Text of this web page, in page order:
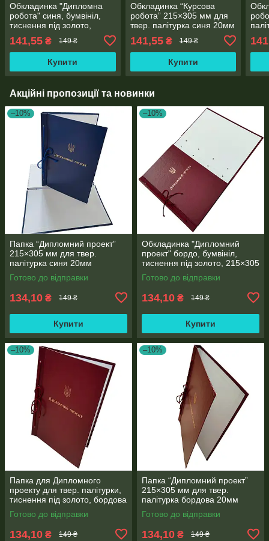
Обкладинка "Дипломна
робота" синя, бумвініл,
тиснення під золото,
корінець (1 шт)
141,55 ₴ 149 ₴
Купити
Обкладинка “Курсова
робота” 215×305 мм для
твер. палітурка синя 20мм
141,55₴ 149 ₴
Купити
Акційні пропозиції та новинки
–10%
Папка “Дипломний проект”
215×305 мм для твер.
палітурка синя 20мм
корінець (1 шт)
Готово до відправки
134,10 ₴ 149 ₴
Купити
–10%
Обкладинка "Дипломний
проект" бордо, бумвініл,
тиснення під золото, 215×305
мм, 20 мм корінець (1 шт)
Готово до відправки
134,10 ₴ 149 ₴
Купити
–10%
Папка для Дипломного
проекту для твер. палітурки,
тиснення під золото, бордова
215×305 мм (20мм) (1 шт)
Готово до відправки
134,10 ₴ 149 ₴
–10%
Папка “Дипломний проект”
215×305 мм для твер.
палітурка бордова 20мм
корінець (1 шт)
Готово до відправки
134,10 ₴ 149 ₴